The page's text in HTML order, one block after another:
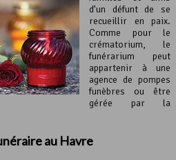
d’un défunt de se
recueillir en paix.
Comme pour le
crématorium, le
funérarium peut
appartenir à une
agence de pompes
funèbres ou être
gérée par la
au Havre